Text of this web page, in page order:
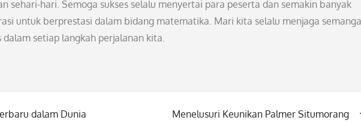
sehari-hari. Semoga sukses selalu menyertai para peserta dan semakin banyak
untuk berprestasi dalam bidang matematika. Mari kita selalu menjaga
setiap langkah perjalanan kita.
dalam Dunia
Menelusuri Keunikan Palmer Situmorang